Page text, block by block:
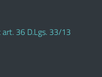
art. 36 D.Lgs. 33/13